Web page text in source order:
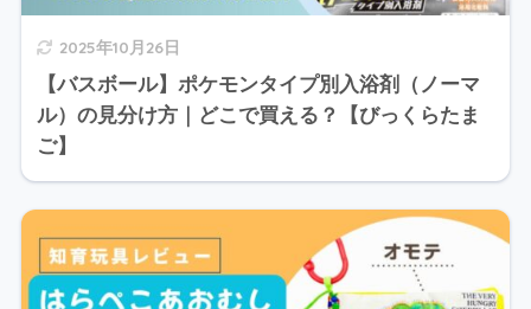
2025年10月26日
【バスボール】ポケモンタイプ別入浴剤（ノーマ
ル）の見分け方｜どこで買える？【びっくらたま
ご】